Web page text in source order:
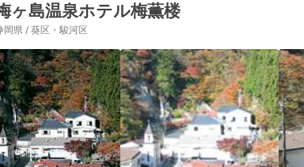
ヶ島温泉ホテル梅薫楼
岡県 / 葵区・駿河区